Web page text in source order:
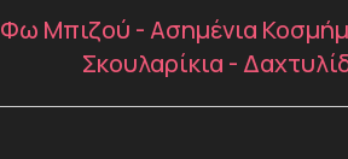
Φω Μπιζού - Ασημένια
Σκουλαρίκια -